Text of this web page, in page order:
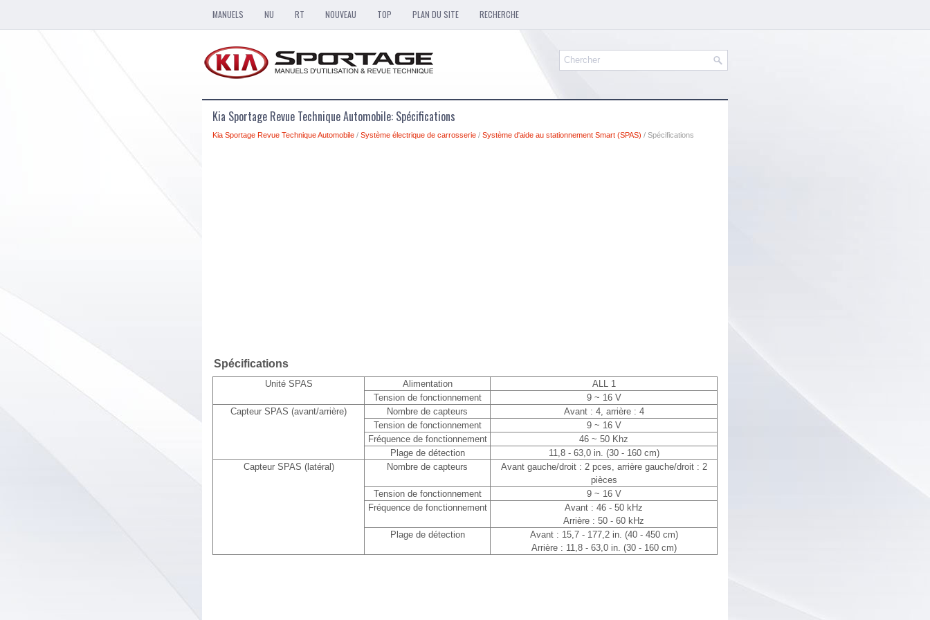
MANUELS NU RT NOUVEAU TOP PLAN DU SITE RECHERCHE
Kia Sportage Revue Technique Automobile: Spécifications
Kia Sportage Revue Technique Automobile / Système électrique de carrosserie / Système d'aide au stationnement Smart (SPAS) / Spécifications
Spécifications
Unité SPAS Alimentation
ALL 1
Tension de fonctionnement
9 ~ 16 V
Capteur SPAS (avant/arrière)
Nombre de capteurs
Avant : 4, arrière : 4
Tension de fonctionnement
9 ~ 16 V
Fréquence de fonctionnement
46 ~ 50 Khz
Plage de détection
11,8 - 63,0 in. (30 - 160 cm)
Capteur SPAS (latéral)
Nombre de capteurs
Avant gauche/droit : 2 pces, arrière gauche/droit : 2
pièces
Tension de fonctionnement
9 ~ 16 V
Fréquence de fonctionnement
Avant : 46 - 50 kHz
Arrière : 50 - 60 kHz
Plage de détection
Avant : 15,7 - 177,2 in. (40 - 450 cm)
Arrière : 11,8 - 63,0 in. (30 - 160 cm)